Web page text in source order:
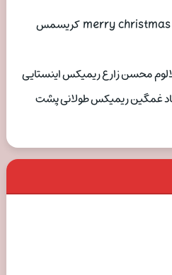
دانلود آهنگ مری کریسمس merry christmas کریسمس
محسن زارع ریمیکس اینستایی
غمگین ریمیکس طولانی پشت